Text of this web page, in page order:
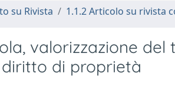
su Rivista 1.1.2 Articolo su rivista
valorizzazione
di proprietà